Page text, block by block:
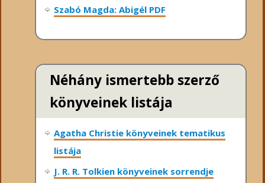
Szabó Magda: Abigél PDF
Néhány ismertebb szerző
könyveinek listája
Agatha Christie könyveinek tematikus
listája
J. R. R. Tolkien könyveinek sorrendje